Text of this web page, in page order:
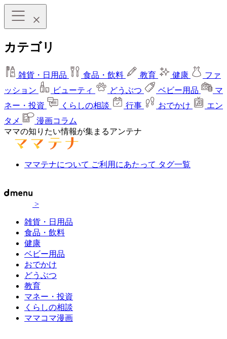
カテゴリ
雑貨・日用品 食品・飲料 教育 健康
ファ
ッション
ビューティ どうぶつ ベビー用品
マ
ネー・投資
くらしの相談 行事 おでかけ
エン
タメ
漫画コラム
ママの知りたい情報が集まるアンテナ
ママテナについて ご利用にあたって タグ一覧
>
雑貨・日用品
食品・飲料
健康
ベビー用品
おでかけ
どうぶつ
教育
マネー・投資
くらしの相談
ママコマ漫画